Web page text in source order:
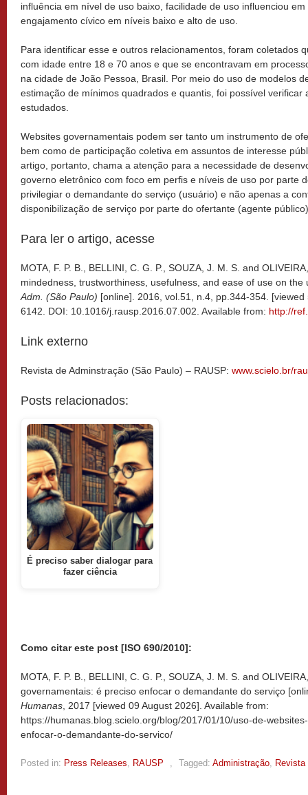
influência em nível de uso baixo, facilidade de uso influenciou
engajamento cívico em níveis baixo e alto de uso.
Para identificar esse e outros relacionamentos, foram coletados
com idade entre 18 e 70 anos e que se encontravam em
na cidade de João Pessoa, Brasil. Por meio do uso de modelos
estimação de mínimos quadrados e quantis, foi possível verificar
estudados.
Websites governamentais podem ser tanto um instrumento de
bem como de participação coletiva em assuntos de interesse
artigo, portanto, chama a atenção para a necessidade de
governo eletrônico com foco em perfis e níveis de uso por parte
privilegiar o demandante do serviço (usuário) e não apenas a
disponibilização de serviço por parte do ofertante (agente
Para ler o artigo, acesse
MOTA, F. P. B., BELLINI, C. G. P., SOUZA, J. M. S. and
mindedness, trustworthiness, usefulness, and ease of use on
Adm. (São Paulo) [online]. 2016, vol.51, n.4, pp.344-354. [viewed
6142. DOI: 10.1016/j.rausp.2016.07.002. Available from: http://
Link externo
Revista de Adminstração (São Paulo) – RAUSP: www.scielo.br/
Posts relacionados:
É preciso saber dialogar para
fazer ciência
Como citar este post [ISO 690/2010]:
MOTA, F. P. B., BELLINI, C. G. P., SOUZA, J. M. S. and
governamentais: é preciso enfocar o demandante do serviço
Humanas , 2017 [viewed 09 August 2026]. Available from:
https://humanas.blog.scielo.org/blog/2017/01/10/uso-de-
enfocar-o-demandante-do-servico/
Posted in: Press Releases RAUSP Tagged: Administração